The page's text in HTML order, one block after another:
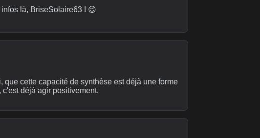
là, BriseSolaire63 ! 😉
que cette capacité de synthèse est déjà une forme
déjà agir positivement.